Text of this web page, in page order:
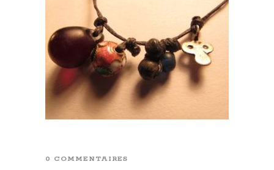
0 COMMENTAIRES